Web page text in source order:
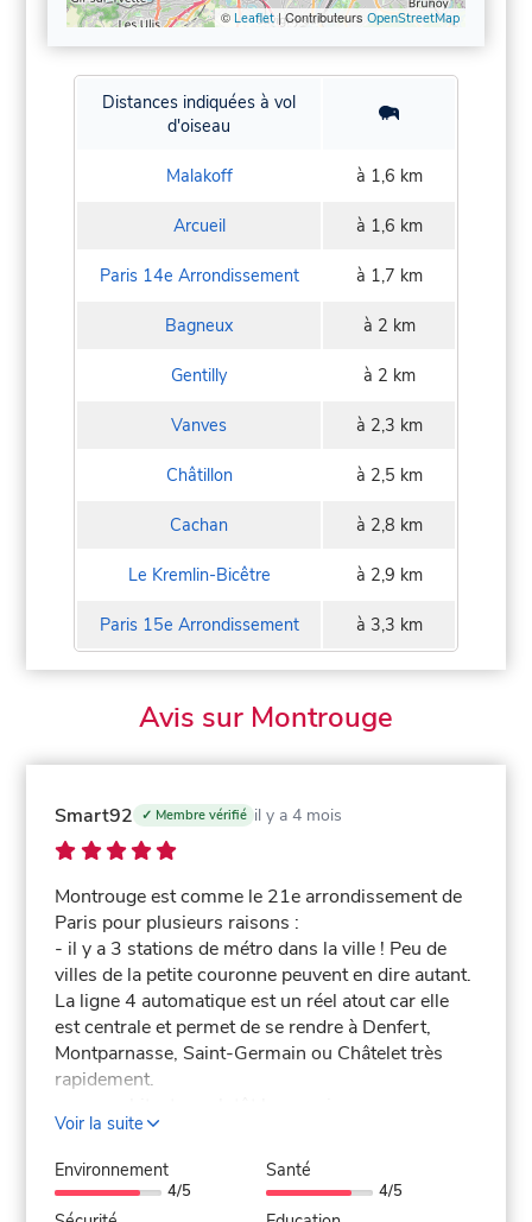
© Leaflet| Contributeurs OpenStreetMap
Distances indiquées à vol
d'oiseau
Malakoff à 1,6 km
Arcueil à 1,6 km
Paris 14e Arrondissement à 1,7 km
Bagneux à 2 km
Gentilly à 2 km
Vanves à 2,3 km
Châtillon à 2,5 km
Cachan à 2,8 km
Le Kremlin-Bicêtre à 2,9 km
Paris 15e Arrondissement à 3,3 km
Avis sur Montrouge
Smart92 ✓ Membre vérifié il y a 4 mois
Montrouge est comme le 21e arrondissement de
Paris pour plusieurs raisons :
- il y a 3 stations de métro dans la ville ! Peu de
villes de la petite couronne peuvent en dire autant.
La ligne 4 automatique est un réel atout car elle
est centrale et permet de se rendre à Denfert,
Montparnasse, Saint-Germain ou Châtelet très
rapidement.
mélange d’ancien et de moderne, de maisons et
d’immeubles qui lui donne un charme de faubourg
(surtout autour du centre-ville). La mairie, le
Beffroi, les quelques immeubles haussmanniens
Voir la suite
Environnement
4/5
Santé
4/5